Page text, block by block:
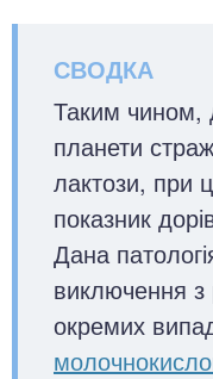
Таким чином,
планети
лактози, при
показник
Дана
виключення з
окремих